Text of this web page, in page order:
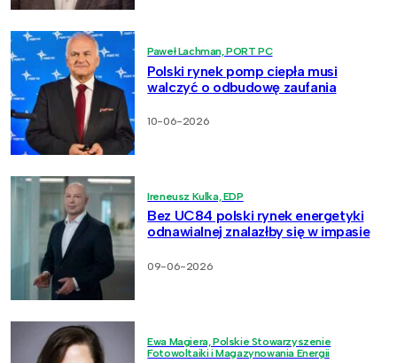
Paweł Lachman, PORT PC
Polski rynek pomp ciepła musi
walczyć o odbudowę zaufania
10-06-2026
Ireneusz Kulka, EDP
Bez UC84 polski rynek energetyki
odnawialnej znalazłby się w impasie
09-06-2026
Ewa Magiera, Polskie Stowarzyszenie
Fotowoltaiki i Magazynowania Energii